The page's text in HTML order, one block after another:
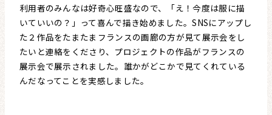
利用者のみんなは好奇心旺盛なので、「え！今度は服に描
いていいの？」って喜んで描き始めました。SNSにアップし
た２作品をたまたまフランスの画廊の方が見て展示会をし
たいと連絡をくださり、プロジェクトの作品がフランスの
展示会で展示されました。誰かがどこかで見てくれている
んだなってことを実感しました。